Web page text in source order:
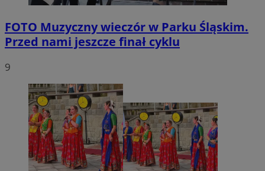
FOTO Muzyczny wieczór w Parku Śląskim.
Przed nami jeszcze finał cyklu
9